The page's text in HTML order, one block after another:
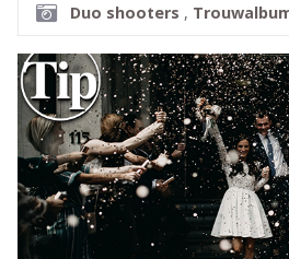
Duo shooters ,